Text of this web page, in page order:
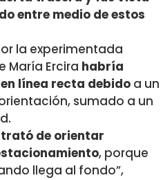
entre medio de estos
la experimentada
María Ercira habría
línea recta debido a un
sumado a un
trató de orientar
, porque
llega al fondo”,